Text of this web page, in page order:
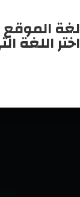
لغة الموقع
اختر اللغة